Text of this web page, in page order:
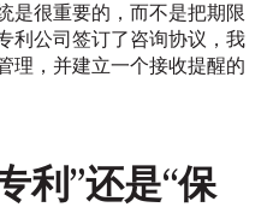
是很重要的，而不是把期限
利公司签订了咨询协议，我
理，并建立一个接收提醒的
利”还是“保